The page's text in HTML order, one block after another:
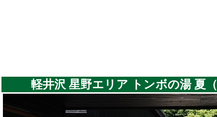
軽井沢 星野エリア トンボの湯 夏